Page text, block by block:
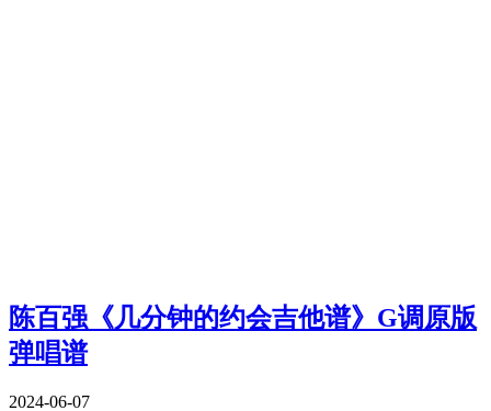
陈百强《几分钟的约会吉他谱》G调原版
弹唱谱
2024-06-07